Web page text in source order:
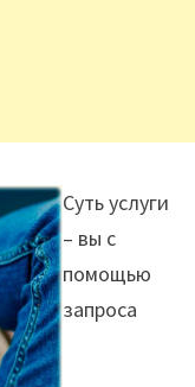
Суть услуги
– вы с
помощью
запроса